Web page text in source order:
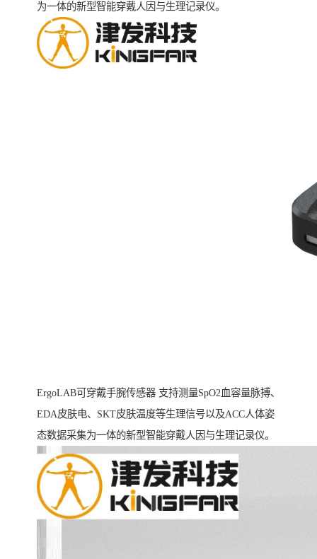
为一体的新型智能穿戴人因与生理记录仪。
ErgoLAB可穿戴手腕传感器 支持测量SpO2血容量脉搏、
EDA皮肤电、SKT皮肤温度等生理信号以及ACC人体姿
态数据采集为一体的新型智能穿戴人因与生理记录仪。